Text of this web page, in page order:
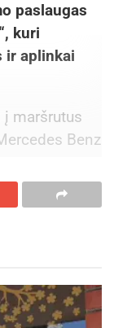
paslaugas
kuri
ir aplinkai
į maršrutus
Benz
aplinkai.
vaikų